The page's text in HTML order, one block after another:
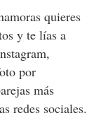
quieres
y te lías a
por
más
redes sociales.